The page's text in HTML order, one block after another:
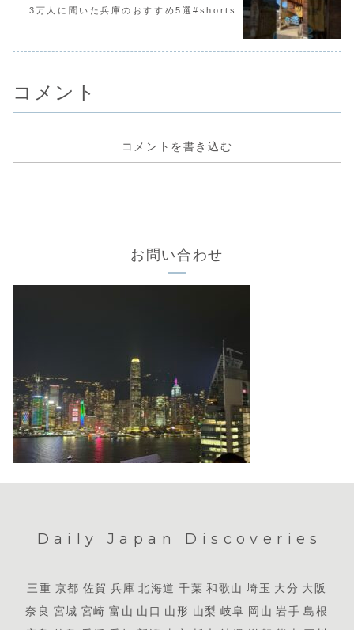
3万人に聞いた兵庫のおすすめ5選#shorts
コメント
コメントを書き込む
お問い合わせ
Daily Japan Discoveries
三重 京都 佐賀 兵庫 北海道 千葉 和歌山 埼玉 大分 大阪
奈良 宮城 宮崎 富山 山口 山形 山梨 岐阜 岡山 岩手 島根